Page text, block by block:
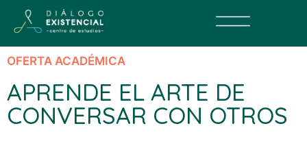
OFERTA ACADÉMICA
APRENDE EL ARTE DE
CONVERSAR CON OTROS